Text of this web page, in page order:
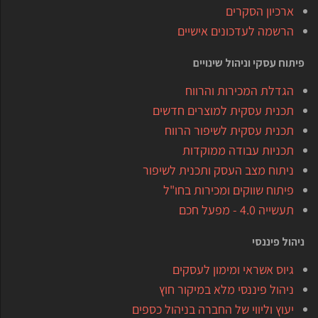
ארכיון הסקרים
הרשמה לעדכונים אישיים
פיתוח עסקי וניהול שינויים
הגדלת המכירות והרווח
תכנית עסקית למוצרים חדשים
תכנית עסקית לשיפור הרווח
תכניות עבודה ממוקדות
ניתוח מצב העסק ותכנית לשיפור
פיתוח שווקים ומכירות בחו"ל
תעשייה 4.0 - מפעל חכם
ניהול פיננסי
גיוס אשראי ומימון לעסקים
ניהול פיננסי מלא במיקור חוץ
יעוץ וליווי של החברה בניהול כספים